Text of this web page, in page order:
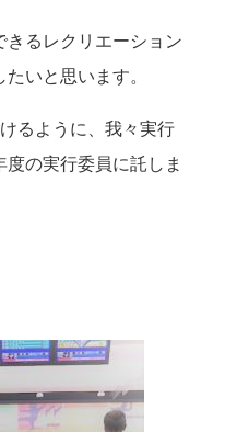
るレクリエーション
いと思います。
るように、我々実行
の実行委員に託しま